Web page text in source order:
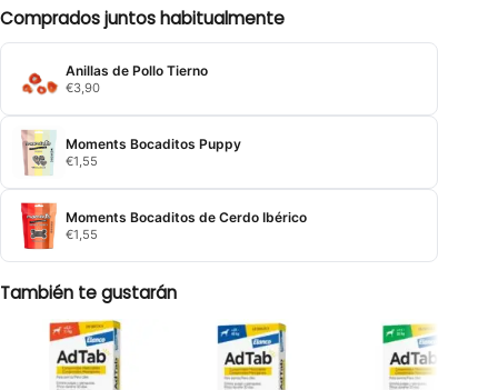
Comprados juntos habitualmente
Anillas de Pollo Tierno
€3,90
Moments Bocaditos Puppy
€1,55
Moments Bocaditos de Cerdo Ibérico
€1,55
También te gustarán